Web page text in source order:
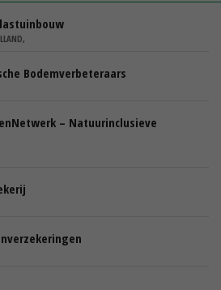
Bodemverbeteraars
– Natuurinclusieve